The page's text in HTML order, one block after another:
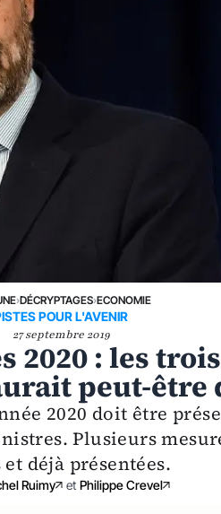
›DÉCRYPTAGES›ECONOMIE
POUR L'AVENIR
27 septembre 2019
2020 : les
peut-être
2020 doit être
Plusieurs
déjà présentées.
Ruimy et Philippe Crevel